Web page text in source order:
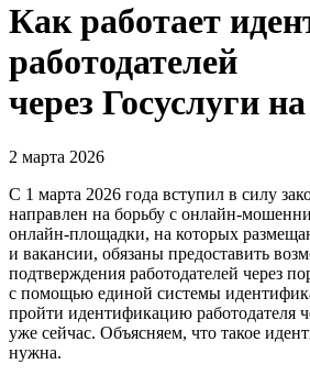
Как работает
работодателей
через Госуслуги
2 марта 2026
С 1 марта 2026 года вступил в силу
направлен на борьбу с онлайн-
онлайн-площадки, на которых
и вакансии, обязаны предоставить
подтверждения работодателей через
с помощью единой системы
пройти идентификацию работодателя
уже сейчас. Объясняем, что такое
нужна.